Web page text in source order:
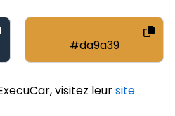
#da9a39
visitez leursite